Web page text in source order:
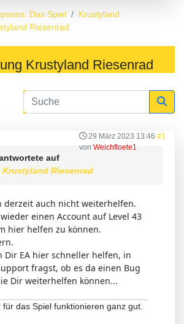
Das Spiel
Krustyland
Riesenrad
Krustyland Riesenrad
29 März 2023 13:46 #1
von Weichfloete1
auf
Riesenrad
derzeit auch nicht weiterhelfen.
einen Account auf Level 43
hier helfen zu können.
Dir EA hier schneller helfen, in
fragst, ob es da einen Bug
Dir weiterhelfen können...
für das Spiel funktionieren ganz gut.